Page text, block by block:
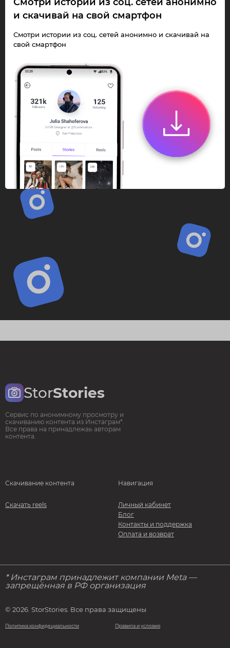
Смотри Stories и
скачивай Reels без
ограничений!
Переходи в ИнстаПай бот - смотри и
Stories
анонимно в чате
или Telegram-приложении.
Быстро, просто и удобно.
Перейти к боту
StorStories
Сервис по анонимному просмотру и
скачиванию контента из Инстаграм*.
Все права на принадлежаь авторам
контента.
Скачивание контента
Скачать reels
Навигация
Личный кабинет
Блог
Контакты и поддержка
Оплата и возврат
* Инстаграм принадлежит компании Meta —
запрещённая в РФ организация
© 2026. StorStories. Все права защищены
Политика конфидециальности Правила и условия
и скачивай на свой смартфон
Смотри истории из соц. сетей анонимно и скачивай на
свой смартфон